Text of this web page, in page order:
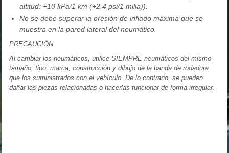
altitud: +10 kPa/1 km (+2,4 psi/1 milla)).
No se debe superar la presión de inflado máxima que se
muestra en la pared lateral del neumático.
PRECAUCIÓN
Al cambiar los neumáticos, utilice SIEMPRE neumáticos del mismo
tamaño, tipo, marca, construcción y dibujo de la banda de rodadura
que los suministrados con el vehículo. De lo contrario, se pueden
dañar las piezas relacionadas o hacerlas funcionar de forma irregular.